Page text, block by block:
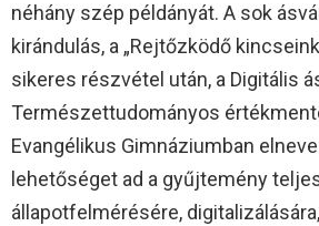
néhány szép példányát. A sok
kirándulás, a „Rejtőzködő
sikeres részvétel után, a Digitális
Természettudományos
Evangélikus Gimnáziumban
lehetőséget ad a gyűjtemény
állapotfelmérésére,